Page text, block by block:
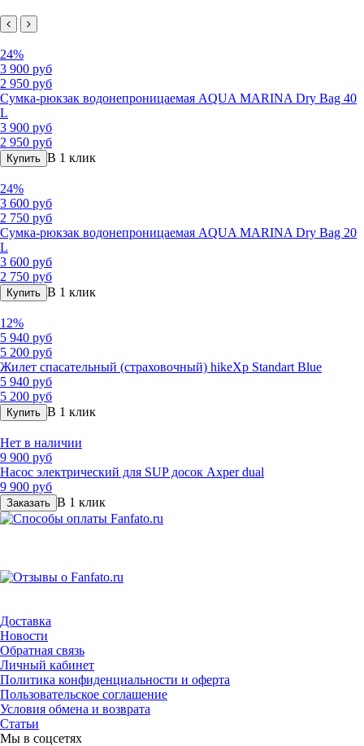
24%
3 900 руб
2 950 руб
Сумка-рюкзак водонепроницаемая AQUA MARINA Dry Bag 40
L
3 900 руб
2 950 руб
Купить В 1 клик
24%
3 600 руб
2 750 руб
Сумка-рюкзак водонепроницаемая AQUA MARINA Dry Bag 20
L
3 600 руб
2 750 руб
Купить В 1 клик
12%
5 940 руб
5 200 руб
Жилет спасательный (страховочный) hikeXp Standart Blue
5 940 руб
5 200 руб
Купить В 1 клик
Нет в наличии
9 900 руб
Насос электрический для SUP досок Axper dual
9 900 руб
Заказать В 1 клик
Доставка
Новости
Обратная связь
Личный кабинет
Политика конфиденциальности и оферта
Пользовательское соглашение
Условия обмена и возврата
Статьи
Мы в соцсетях